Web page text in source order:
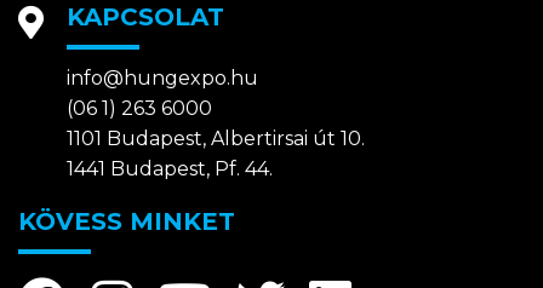
KAPCSOLAT
info@hungexpo.hu
(06 1) 263 6000
1101 Budapest, Albertirsai út 10.
1441 Budapest, Pf. 44.
KÖVESS MINKET